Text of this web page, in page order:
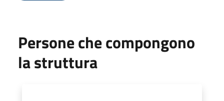
Persone che compongono
la struttura